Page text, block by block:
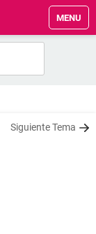
MENU
Siguiente Tema